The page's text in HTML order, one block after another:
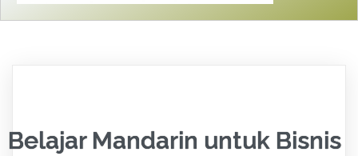
Belajar Mandarin untuk Bisnis